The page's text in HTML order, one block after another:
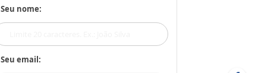
Seu nome:
Seu email: